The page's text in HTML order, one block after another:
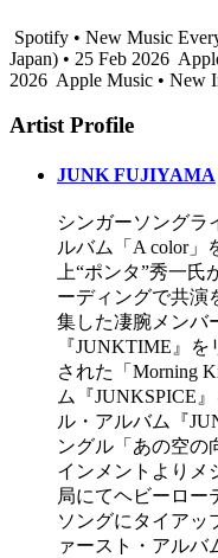
Spotify • New Music
Japan) • 25 Feb 2026
2026 Apple Music • New
Artist Profile
JUNK FUJIYAMA
シンガーソングラ
ルバム「A color」
上“ポンタ”秀一
ーディングで共演
集した凄腕メンバ
『JUNKTIME』
された「Morning
ム『JUNKSPICE
ル・アルバム『
ングル「あの空の
インメントよりメ
局にてヘビーロー
ソングにタイアッ
ァースト・アルバ